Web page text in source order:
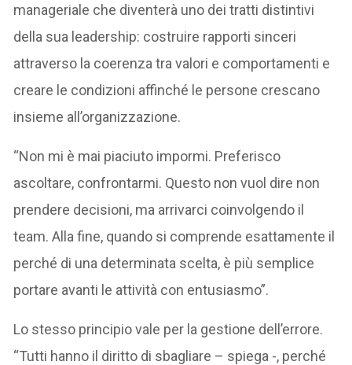
manageriale che diventerà uno dei tratti distintivi
della sua leadership: costruire rapporti sinceri
attraverso la coerenza tra valori e comportamenti e
creare le condizioni affinché le persone crescano
insieme all’organizzazione.
“Non mi è mai piaciuto impormi. Preferisco
ascoltare, confrontarmi. Questo non vuol dire non
prendere decisioni, ma arrivarci coinvolgendo il
team. Alla fine, quando si comprende esattamente il
perché di una determinata scelta, è più semplice
portare avanti le attività con entusiasmo”.
Lo stesso principio vale per la gestione dell’errore.
“Tutti hanno il diritto di sbagliare – spiega -, perché